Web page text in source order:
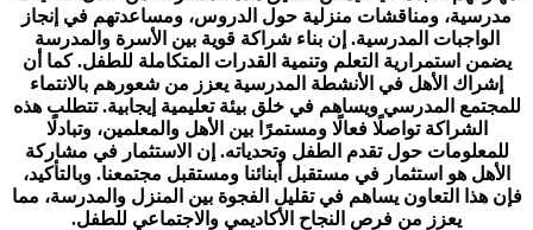
مدرسية، ومناقشات منزلية حول الدروس، ومساعدتهم في إنجاز
الواجبات المدرسية. إن بناء شراكة قوية بين الأسرة والمدرسة
يضمن استمرارية التعلم وتنمية القدرات المتكاملة للطفل. كما أن
إشراك الأهل في الأنشطة المدرسية يعزز من شعورهم بالانتماء
للمجتمع المدرسي ويساهم في خلق بيئة تعليمية إيجابية. تتطلب هذه
الشراكة تواصلًا فعالًا ومستمرًا بين الأهل والمعلمين، وتبادلًا
للمعلومات حول تقدم الطفل وتحدياته. إن الاستثمار في مشاركة
الأهل هو استثمار في مستقبل أبنائنا ومستقبل مجتمعنا. وبالتأكيد،
فإن هذا التعاون يساهم في تقليل الفجوة بين المنزل والمدرسة، مما
يعزز من فرص النجاح الأكاديمي والاجتماعي للطفل.